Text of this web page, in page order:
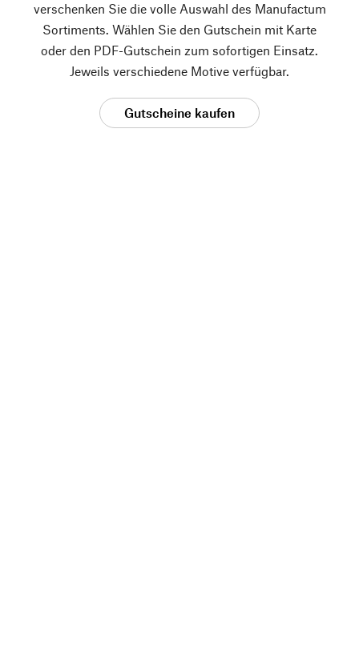
verschenken Sie die volle Auswahl des Manufactum
Sortiments. Wählen Sie den Gutschein mit Karte
oder den PDF-Gutschein zum sofortigen Einsatz.
Jeweils verschiedene Motive verfügbar.
Gutscheine kaufen